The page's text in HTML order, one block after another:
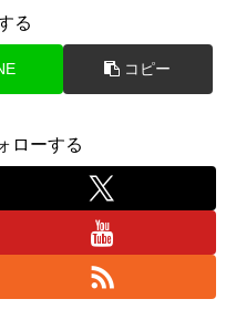
る
コピー
ローする